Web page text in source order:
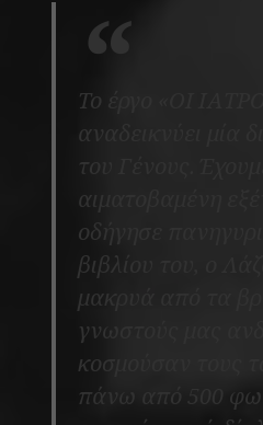
Το έργο «ΟΙ
αναδεικνύει μία
του Γένους.
αιματοβαμένη
οδήγησε
βιβλίου του, o
μακρυά από τα
γνωστούς μας
κοσμούσαν τους
πάνω από 500